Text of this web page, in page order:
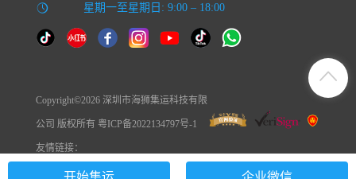
星期一至星期日: 9:00 – 18:00
Copyright©2026 深圳市海狮集运科技有限
公司 版权所有 粤ICP备2022134797号-1
友情链接：